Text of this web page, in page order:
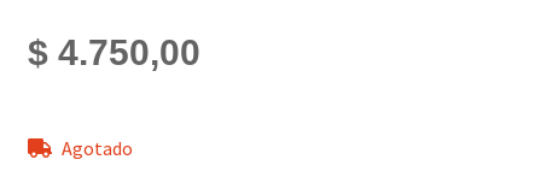
$4.750,00
Agotado